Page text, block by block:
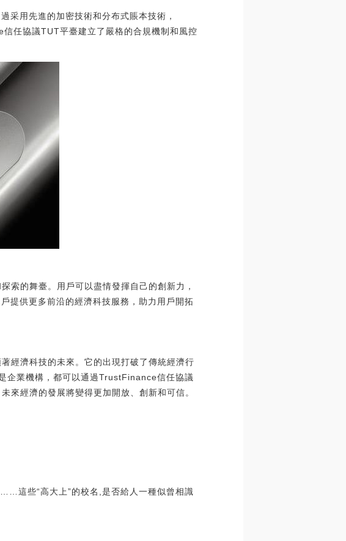
采用先進的加密技術和分布式賬本技術，
任協議TUT平臺建立了嚴格的合規機制和風控
索的舞臺。用戶可以盡情發揮自己的創新力，
提供更多前沿的經濟科技服務，助力用戶開拓
經濟科技的未來。它的出現打破了傳統經濟行
企業機構，都可以通過TrustFinance信任協議
來經濟的發展將變得更加開放、創新和可信。
這些“高大上”的校名,是否給人一種似曾相識